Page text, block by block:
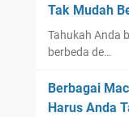
h
Tak Mudah
Tahukah Anda
berbeda de…
Berbagai
Harus Anda